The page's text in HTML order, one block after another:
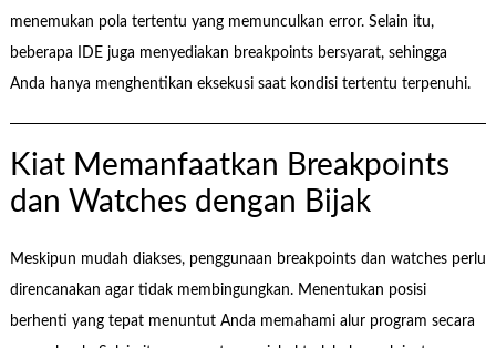
menemukan pola tertentu yang memunculkan error. Selain itu,
beberapa IDE juga menyediakan breakpoints bersyarat, sehingga
Anda hanya menghentikan eksekusi saat kondisi tertentu terpenuhi.
Kiat Memanfaatkan Breakpoints
dan Watches dengan Bijak
Meskipun mudah diakses, penggunaan breakpoints dan watches perlu
direncanakan agar tidak membingungkan. Menentukan posisi
berhenti yang tepat menuntut Anda memahami alur program secara